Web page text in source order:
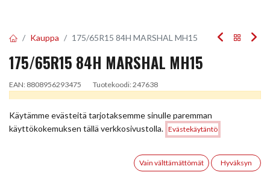
Hinta:
Lisää ostoskoriin
0
Toivelista
Kauppa 175/65R15 84H MARSHAL MH15
175/65R15 84H MARSHAL MH15
EAN: 8808956293475 Tuotekoodi:247638
Käytämme evästeitä tarjotaksemme sinulle paremman
käyttökokemuksen tällä verkkosivustolla. Evästekäytäntö
Vain välttämättömät Hyväksyn